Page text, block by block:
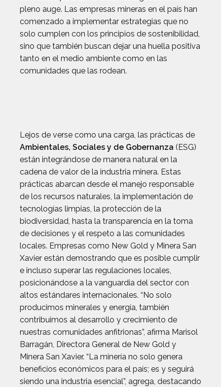
pleno auge. Las empresas mineras en el país han
comenzado a implementar estrategias que no
solo cumplen con los principios de sostenibilidad,
sino que también buscan dejar una huella positiva
tanto en el medio ambiente como en las
comunidades que las rodean.
Lejos de verse como una carga, las prácticas de
Ambientales, Sociales y de Gobernanza (ESG)
están integrándose de manera natural en la
cadena de valor de la industria minera. Estas
prácticas abarcan desde el manejo responsable
de los recursos naturales, la implementación de
tecnologías limpias, la protección de la
biodiversidad, hasta la transparencia en la toma
de decisiones y el respeto a las comunidades
locales. Empresas como New Gold y Minera San
Xavier están demostrando que es posible cumplir
e incluso superar las regulaciones locales,
posicionándose a la vanguardia del sector con
altos estándares internacionales. “No solo
producimos minerales y energía, también
contribuimos al desarrollo y crecimiento de
nuestras comunidades anfitrionas”, afirma Marisol
Barragán, Directora General de New Gold y
Minera San Xavier. “La minería no solo genera
beneficios económicos para el país; es y seguirá
siendo una industria esencial”, agrega, destacando